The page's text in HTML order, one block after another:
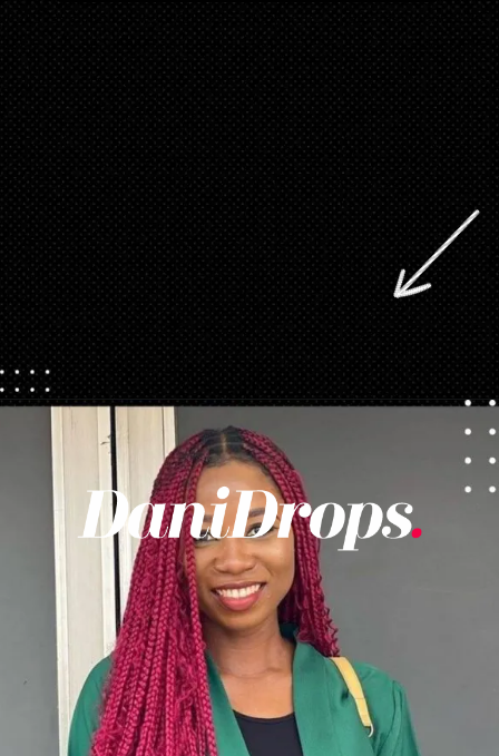
Opening https://danidrops.com.br/tendencia-de-corte-para-cabelo-crespo-feminino/